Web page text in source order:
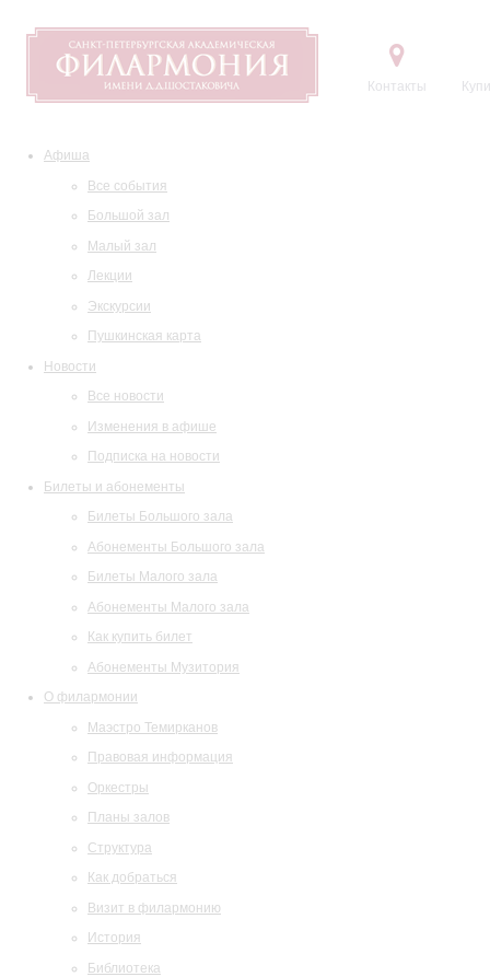
Контакты
Афиша
Все события
Большой зал
Малый зал
Лекции
Экскурсии
Пушкинская карта
Новости
Все новости
Изменения в афише
Подписка на новости
Билеты и абонементы
Билеты Большого зала
Абонементы Большого зала
Билеты Малого зала
Абонементы Малого зала
Как купить билет
Абонементы Музитория
О филармонии
Маэстро Темирканов
Правовая информация
Оркестры
Планы залов
Структура
Как добраться
Визит в филармонию
История
Библиотека